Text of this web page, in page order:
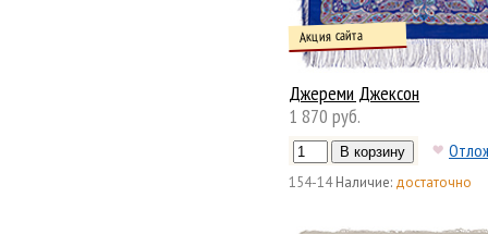
Джереми Джексон
Акция сайта
1 870 руб.
154-14 Наличие: достаточно